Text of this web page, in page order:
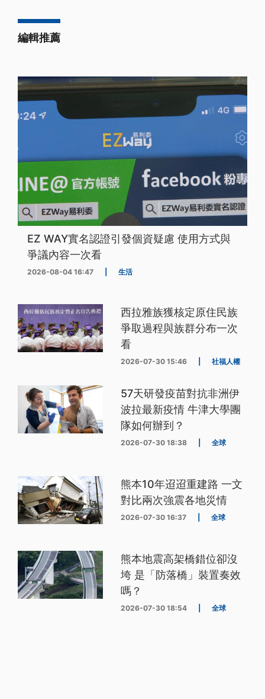
編輯推薦
EZ WAY實名認證引發個資疑慮 使用方式與
爭議內容一次看
2026-08-04 16:47 生活
西拉雅族獲核定原住民族
爭取過程與族群分布一次
看
2026-07-30 15:46 社福人權
57天研發疫苗對抗非洲伊
波拉最新疫情 牛津大學團
隊如何辦到？
2026-07-30 18:38 全球
熊本10年迢迢重建路 一文
對比兩次強震各地災情
2026-07-30 16:37 全球
熊本地震高架橋錯位卻沒
垮 是「防落橋」裝置奏效
嗎？
2026-07-30 18:54 全球